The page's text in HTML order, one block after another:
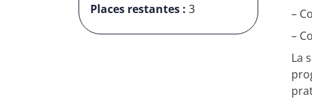
Places restantes : 3
–
–
La